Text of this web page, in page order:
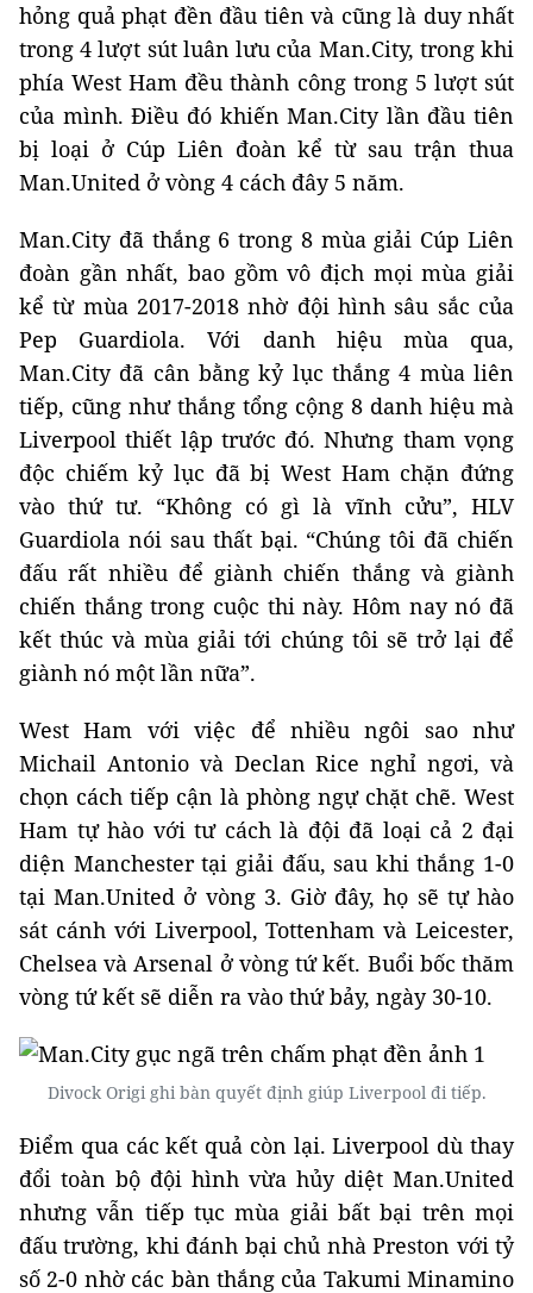
hỏng quả phạt đền đầu tiên và cũng là duy nhất
trong 4 lượt sút luân lưu của Man.City, trong khi
phía West Ham đều thành công trong 5 lượt sút
của mình. Điều đó khiến Man.City lần đầu tiên
bị loại ở Cúp Liên đoàn kể từ sau trận thua
Man.United ở vòng 4 cách đây 5 năm.
Man.City đã thắng 6 trong 8 mùa giải Cúp Liên
đoàn gần nhất, bao gồm vô địch mọi mùa giải
kể từ mùa 2017-2018 nhờ đội hình sâu sắc của
Pep Guardiola. Với danh hiệu mùa qua,
Man.City đã cân bằng kỷ lục thắng 4 mùa liên
tiếp, cũng như thắng tổng cộng 8 danh hiệu mà
Liverpool thiết lập trước đó. Nhưng tham vọng
độc chiếm kỷ lục đã bị West Ham chặn đứng
vào thứ tư. “Không có gì là vĩnh cửu”, HLV
Guardiola nói sau thất bại. “Chúng tôi đã chiến
đấu rất nhiều để giành chiến thắng và giành
chiến thắng trong cuộc thi này. Hôm nay nó đã
kết thúc và mùa giải tới chúng tôi sẽ trở lại để
giành nó một lần nữa”.
West Ham với việc để nhiều ngôi sao như
Michail Antonio và Declan Rice nghỉ ngơi, và
chọn cách tiếp cận là phòng ngự chặt chẽ. West
Ham tự hào với tư cách là đội đã loại cả 2 đại
diện Manchester tại giải đấu, sau khi thắng 1-0
tại Man.United ở vòng 3. Giờ đây, họ sẽ tự hào
sát cánh với Liverpool, Tottenham và Leicester,
Chelsea và Arsenal ở vòng tứ kết. Buổi bốc thăm
vòng tứ kết sẽ diễn ra vào thứ bảy, ngày 30-10.
Divock Origi ghi bàn quyết định giúp Liverpool đi tiếp.
Điểm qua các kết quả còn lại. Liverpool dù thay
đổi toàn bộ đội hình vừa hủy diệt Man.United
nhưng vẫn tiếp tục mùa giải bất bại trên mọi
đấu trường, khi đánh bại chủ nhà Preston với tỷ
số 2-0 nhờ các bàn thắng của Takumi Minamino